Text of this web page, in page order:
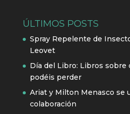
ÚLTIMOS POSTS
Spray Repelente de
Leovet
Día del Libro: Libros sobre
podéis perder
Ariat y Milton Menasco se
colaboración